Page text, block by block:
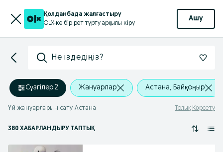
Қолданбада жалғастыру
OLX-ке бір рет түрту арқылы кіру
Ашу
Не іздедіңіз?
Сүзгілер·2 Жануарлар Астана, Байқоңыр
Үй жануарларын сату Астана Толық Көрсету
380 ХАБАРЛАНДЫРУ ТАПТЫҚ